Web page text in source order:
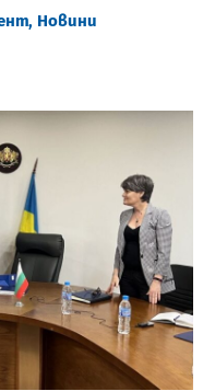
, Новини